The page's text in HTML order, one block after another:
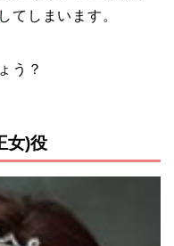
してしまいます。
う？
女)役